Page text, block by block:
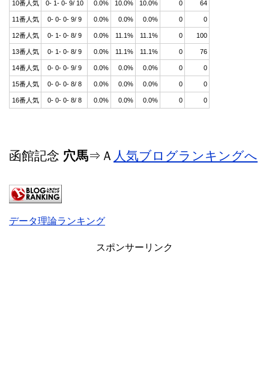
10番人気 0- 1- 0- 9/ 10 0.0% 10.0% 10.0% 0 64
11番人気 0- 0- 0- 9/ 9 0.0% 0.0% 0.0% 0 0
12番人気 0- 1- 0- 8/ 9 0.0% 11.1% 11.1% 0 100
13番人気 0- 1- 0- 8/ 9 0.0% 11.1% 11.1% 0 76
14番人気 0- 0- 0- 9/ 9 0.0% 0.0% 0.0% 0 0
15番人気 0- 0- 0- 8/ 8 0.0% 0.0% 0.0% 0 0
16番人気 0- 0- 0- 8/ 8 0.0% 0.0% 0.0% 0 0
函館記念 穴馬⇒Ａ 人気ブログランキングへ
データ理論ランキング
スポンサーリンク